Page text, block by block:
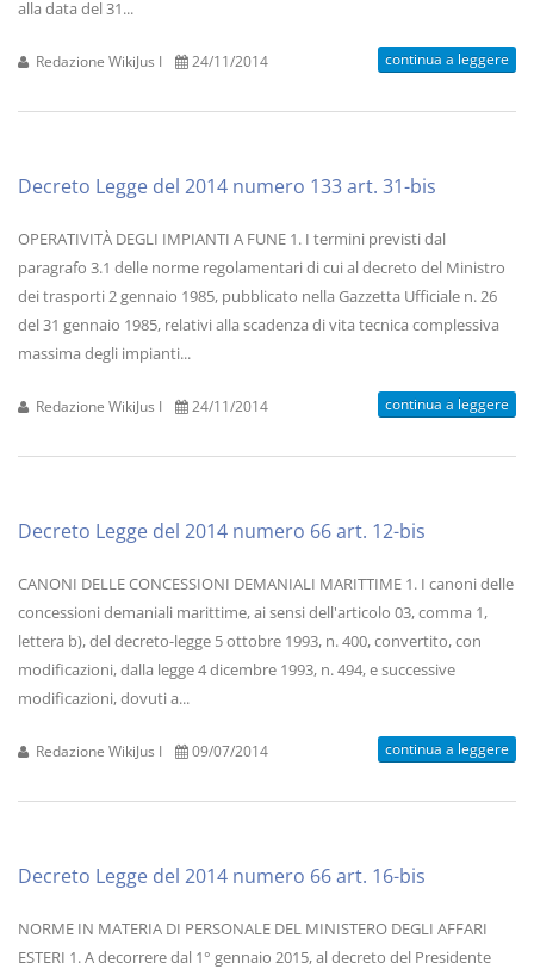
alla data del 31...
Redazione WikiJus I 24/11/2014 continua a leggere
Decreto Legge del 2014 numero 133 art. 31-bis
OPERATIVITÀ DEGLI IMPIANTI A FUNE 1. I termini previsti dal
paragrafo 3.1 delle norme regolamentari di cui al decreto del Ministro
dei trasporti 2 gennaio 1985, pubblicato nella Gazzetta Ufficiale n. 26
del 31 gennaio 1985, relativi alla scadenza di vita tecnica complessiva
massima degli impianti...
Redazione WikiJus I 24/11/2014 continua a leggere
Decreto Legge del 2014 numero 66 art. 12-bis
CANONI DELLE CONCESSIONI DEMANIALI MARITTIME 1. I canoni delle
concessioni demaniali marittime, ai sensi dell'articolo 03, comma 1,
lettera b), del decreto-legge 5 ottobre 1993, n. 400, convertito, con
modificazioni, dalla legge 4 dicembre 1993, n. 494, e successive
modificazioni, dovuti a...
Redazione WikiJus I 09/07/2014 continua a leggere
Decreto Legge del 2014 numero 66 art. 16-bis
NORME IN MATERIA DI PERSONALE DEL MINISTERO DEGLI AFFARI
ESTERI 1. A decorrere dal 1° gennaio 2015, al decreto del Presidente